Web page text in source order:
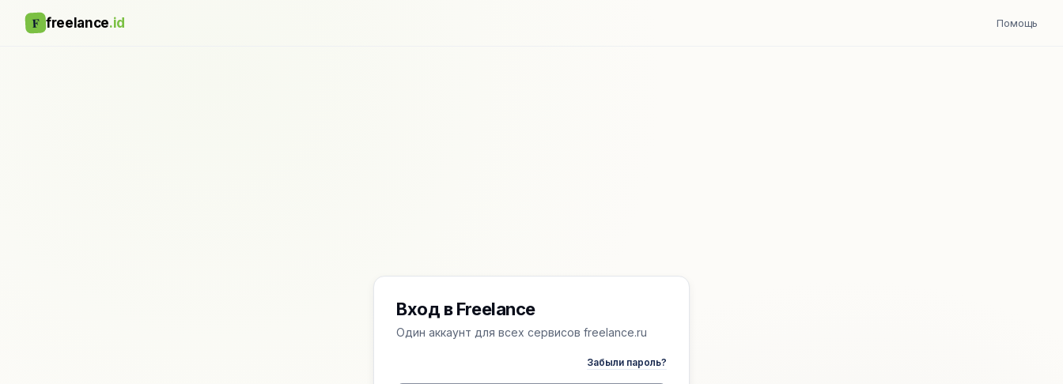
F freelance.id Помощь
Вход в Freelance
Один аккаунт для всех сервисов freelance.ru
Забыли пароль?